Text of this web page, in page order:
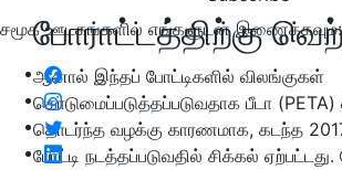
சமூக ஊடகங்களில் எங்களுடன் இணைக்கவும்:
போராட்டத்திற்கு
ஆனால் இந்தப் போட்டிகளில் விலங்குகள்
கொடுமைப்படுத்தப்படுவதாக பீடா
தொடர்ந்த வழக்கு காரணமாக, கடந்த
போட்டி நடத்தப்படுவதில் சிக்கல் ஏற்பட்டது.